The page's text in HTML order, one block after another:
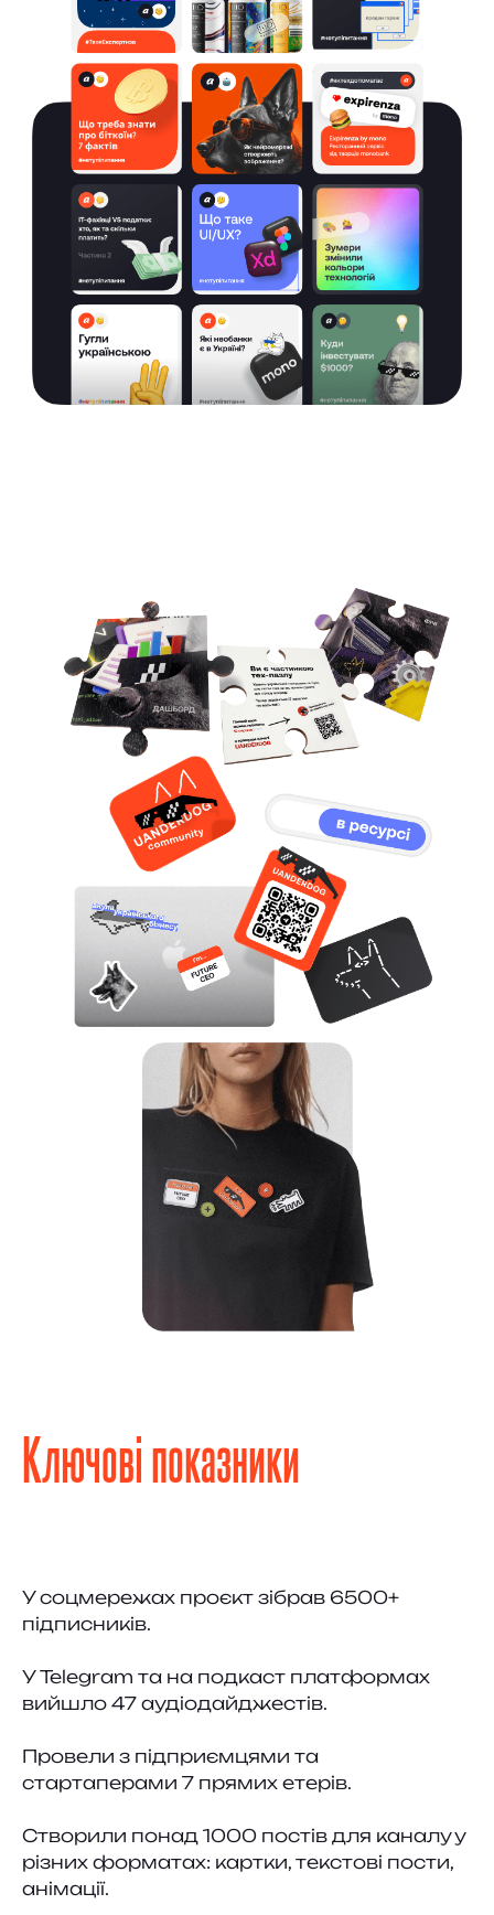
Ключові показники
У соцмережах проєкт зібрав 6500+
підписників.
У Telegram та на подкаст платформах
вийшло 47 аудіодайджестів.
Провели з підприємцями та
стартаперами 7 прямих етерів.
Створили понад 1000 постів для каналу у
різних форматах: картки, текстові пости,
анімації.